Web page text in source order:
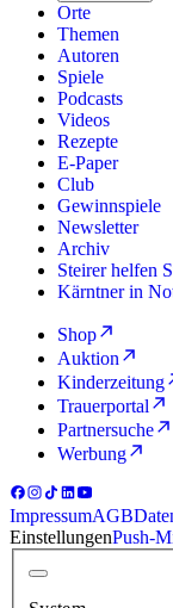
Orte
Themen
Autoren
Spiele
Podcasts
Videos
Rezepte
E-Paper
Club
Gewinnspiele
Newsletter
Archiv
Steirer helfen
Kärntner in
Shop
Auktion
Kinderzeitung
Trauerportal
Partnersuche
Werbung
ImpressumAGB
EinstellungenPush-